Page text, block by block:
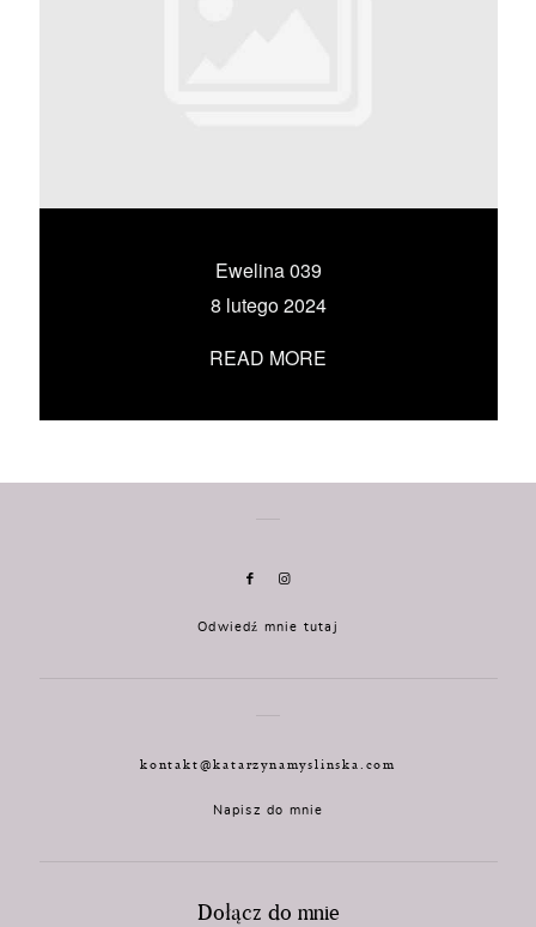
Ewelina 039
8 lutego 2024
READ MORE
UMÓW SIĘ ZE MNĄ →
Odwiedź mnie tutaj
kontakt@katarzynamyslinska.com
Napisz do mnie
Dołącz do mnie